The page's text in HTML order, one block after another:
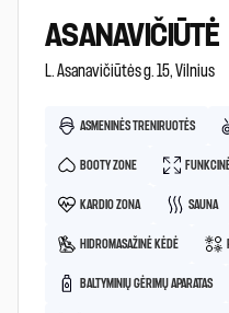
ASANAVIČIŪTĖ
L. Asanavičiūtės g. 15, Vilnius
ASMENINĖS TRENIRUOTĖS
BOOTY ZONE
KARDIO ZONA SAUNA
HIDROMASAŽINĖ KĖDĖ
BALTYMINIŲ GĖRIMŲ APARATAS